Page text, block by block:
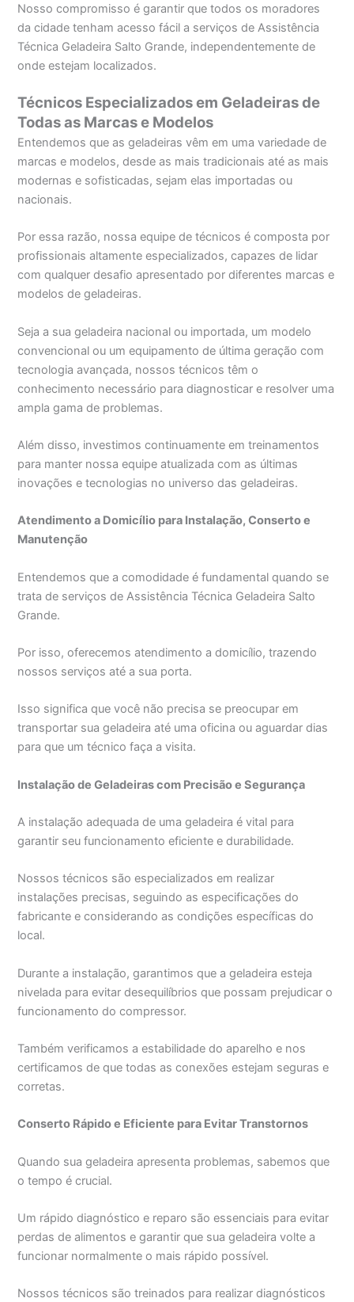
Nosso compromisso é garantir que todos os moradores
da cidade tenham acesso fácil a serviços de Assistência
Técnica Geladeira Salto Grande, independentemente de
onde estejam localizados.
Técnicos Especializados em Geladeiras de
Todas as Marcas e Modelos
Entendemos que as geladeiras vêm em uma variedade de
marcas e modelos, desde as mais tradicionais até as mais
modernas e sofisticadas, sejam elas importadas ou
nacionais.
Por essa razão, nossa equipe de técnicos é composta por
profissionais altamente especializados, capazes de lidar
com qualquer desafio apresentado por diferentes marcas e
modelos de geladeiras.
Seja a sua geladeira nacional ou importada, um modelo
convencional ou um equipamento de última geração com
tecnologia avançada, nossos técnicos têm o
conhecimento necessário para diagnosticar e resolver uma
ampla gama de problemas.
Além disso, investimos continuamente em treinamentos
para manter nossa equipe atualizada com as últimas
inovações e tecnologias no universo das geladeiras.
Atendimento a Domicílio para Instalação, Conserto e
Manutenção
Entendemos que a comodidade é fundamental quando se
trata de serviços de Assistência Técnica Geladeira Salto
Grande.
Por isso, oferecemos atendimento a domicílio, trazendo
nossos serviços até a sua porta.
Isso significa que você não precisa se preocupar em
transportar sua geladeira até uma oficina ou aguardar dias
para que um técnico faça a visita.
Instalação de Geladeiras com Precisão e Segurança
A instalação adequada de uma geladeira é vital para
garantir seu funcionamento eficiente e durabilidade.
Nossos técnicos são especializados em realizar
instalações precisas, seguindo as especificações do
fabricante e considerando as condições específicas do
local.
Durante a instalação, garantimos que a geladeira esteja
nivelada para evitar desequilíbrios que possam prejudicar o
funcionamento do compressor.
Também verificamos a estabilidade do aparelho e nos
certificamos de que todas as conexões estejam seguras e
corretas.
Conserto Rápido e Eficiente para Evitar Transtornos
Quando sua geladeira apresenta problemas, sabemos que
o tempo é crucial.
Um rápido diagnóstico e reparo são essenciais para evitar
perdas de alimentos e garantir que sua geladeira volte a
funcionar normalmente o mais rápido possível.
Nossos técnicos são treinados para realizar diagnósticos